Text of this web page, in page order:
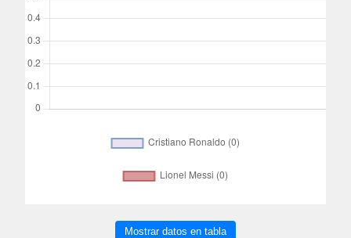
Mostrar datos en tabla